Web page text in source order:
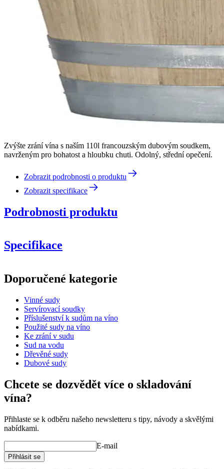
Zvýšte zrání vína s naším 110l francouzským dubovým soudkem,
navrženým pro bohatost a hloubku chuti. Odolný, střední opečení.
Zobrazit podrobnosti o produktu
Zobrazit specifikace
Podrobnosti produktu
Specifikace
Číslo produktuB110CM-lt
Rozměry (ŠxVxH cm)
Hmotnost (kg) 30
Doporučené kategorie
Vinné sudy
Servírovací soudky
Příslušenství k sudům na víno
Použité sudy na víno
Ke zrání v sudu
Sud na vodu
Dřevěné sudy
Dubové sudy
Chcete se dozvědět více o skladování
vína?
Přihlaste se k odběru našeho newsletteru s tipy, návody a skvělými
nabídkami.
E-mail
Přihlásit se